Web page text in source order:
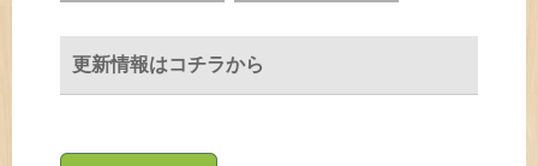
更新情報はコチラから